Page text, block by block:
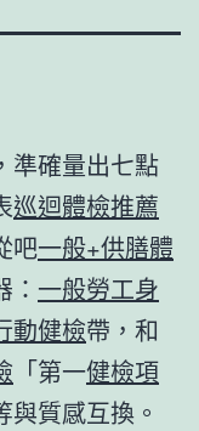
準確量出七點
巡迴體檢推薦
吧一般+供膳體
一般勞工身
動健檢帶，和
「第一健檢項
質感互換。